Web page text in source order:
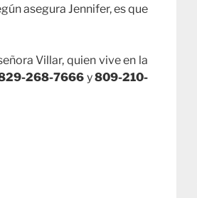
asegura Jennifer, es que
Villar, quien vive en la
268-7666 y809-210-